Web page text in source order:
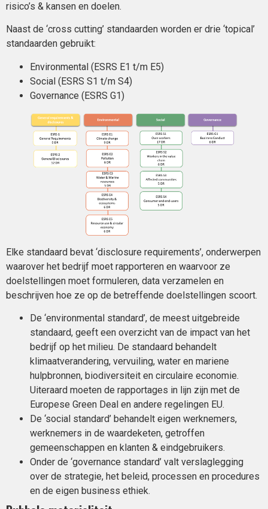
risico’s & kansen en doelen.
Naast de ‘cross cutting’ standaarden worden er drie ‘topical’
standaarden gebruikt:
Environmental (ESRS E1 t/m E5)
Social (ESRS S1 t/m S4)
Governance (ESRS G1)
Elke standaard bevat ‘disclosure requirements’, onderwerpen
waarover het bedrijf moet rapporteren en waarvoor ze
doelstellingen moet formuleren, data verzamelen en
beschrijven hoe ze op de betreffende doelstellingen scoort.
De ‘environmental standard’, de meest uitgebreide
standaard, geeft een overzicht van de impact van het
bedrijf op het milieu. De standaard behandelt
klimaatverandering, vervuiling, water en mariene
hulpbronnen, biodiversiteit en circulaire economie.
Uiteraard moeten de rapportages in lijn zijn met de
Europese Green Deal en andere regelingen EU.
De ‘social standard’ behandelt eigen werknemers,
werknemers in de waardeketen, getroffen
gemeenschappen en klanten & eindgebruikers.
Onder de ‘governance standard’ valt verslaglegging
over de strategie, het beleid, processen en procedures
en de eigen business ethiek.